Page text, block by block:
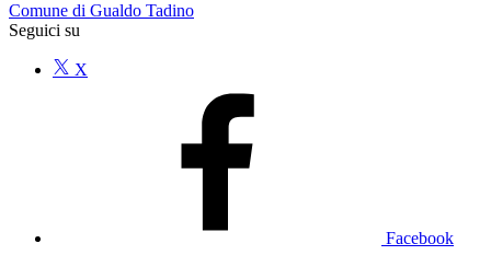
Comune di Gualdo Tadino
Seguici su
X
Facebook